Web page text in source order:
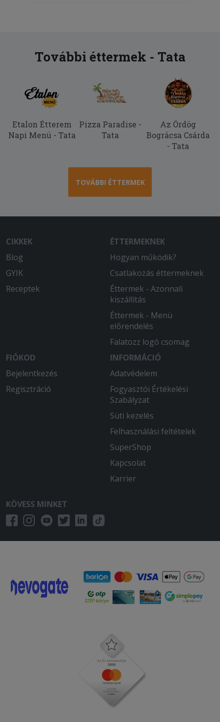
2025-09-17 - Róbert:
Rég ettem ilyen finom pizzát, köszönöm
Gyors szállítás,forró pizza
További éttermek - Tata
Etalon Étterem
Napi Menü - Tata
Pizza Paradise -
Tata
Az Ördög
Bográcsa Csárda
- Tata
TOVÁBBI ÉTTERMEK
CIKKEK
Blog
GYIK
Receptek
ÉTTERMEKNEK
Hogyan működik?
Csatlakozás éttermeknek
Éttermek - Azonnali
kiszállítás
Éttermek - Menü
előrendelés
Falatozz logó csomag
FIÓKOD
Bejelentkezés
Regisztráció
INFORMÁCIÓ
Adatvédelem
Fogyasztói Értékelési
Szabályzat
Süti kezelés
Felhasználási feltételek
SuperShop
Kapcsolat
Karrier
KÖVESS MINKET